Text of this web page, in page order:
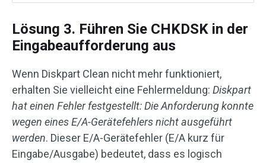
Lösung 3. Führen Sie CHKDSK in der
Eingabeaufforderung aus
Wenn Diskpart Clean nicht mehr funktioniert,
erhalten Sie vielleicht eine Fehlermeldung: Diskpart
hat einen Fehler festgestellt: Die Anforderung konnte
wegen eines E/A-Gerätefehlers nicht ausgeführt
werden. Dieser E/A-Gerätefehler (E/A kurz für
Eingabe/Ausgabe) bedeutet, dass es logisch